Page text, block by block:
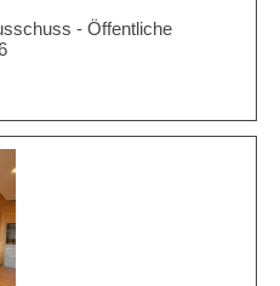
- Öffentliche